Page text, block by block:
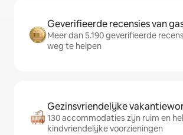
Geverifieerde recensies van
Meer dan 5.190 geverifieerde
weg te helpen
Gezinsvriendelijke
130 accommodaties zijn ruim en
kindvriendelijke voorzieningen